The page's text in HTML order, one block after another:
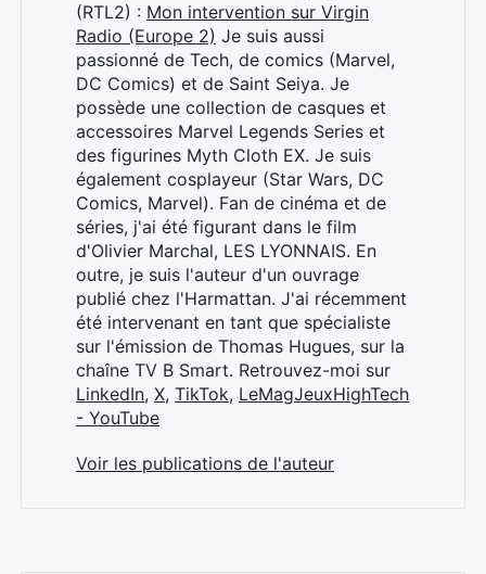
(RTL2) : Mon intervention sur Virgin
Radio (Europe 2) Je suis aussi
passionné de Tech, de comics (Marvel,
DC Comics) et de Saint Seiya. Je
possède une collection de casques et
accessoires Marvel Legends Series et
des figurines Myth Cloth EX. Je suis
également cosplayeur (Star Wars, DC
Comics, Marvel). Fan de cinéma et de
séries, j'ai été figurant dans le film
d'Olivier Marchal, LES LYONNAIS. En
outre, je suis l'auteur d'un ouvrage
publié chez l'Harmattan. J'ai récemment
été intervenant en tant que spécialiste
sur l'émission de Thomas Hugues, sur la
chaîne TV B Smart. Retrouvez-moi sur
LinkedIn, X, TikTok, LeMagJeuxHighTech
- YouTube
Voir les publications de l'auteur